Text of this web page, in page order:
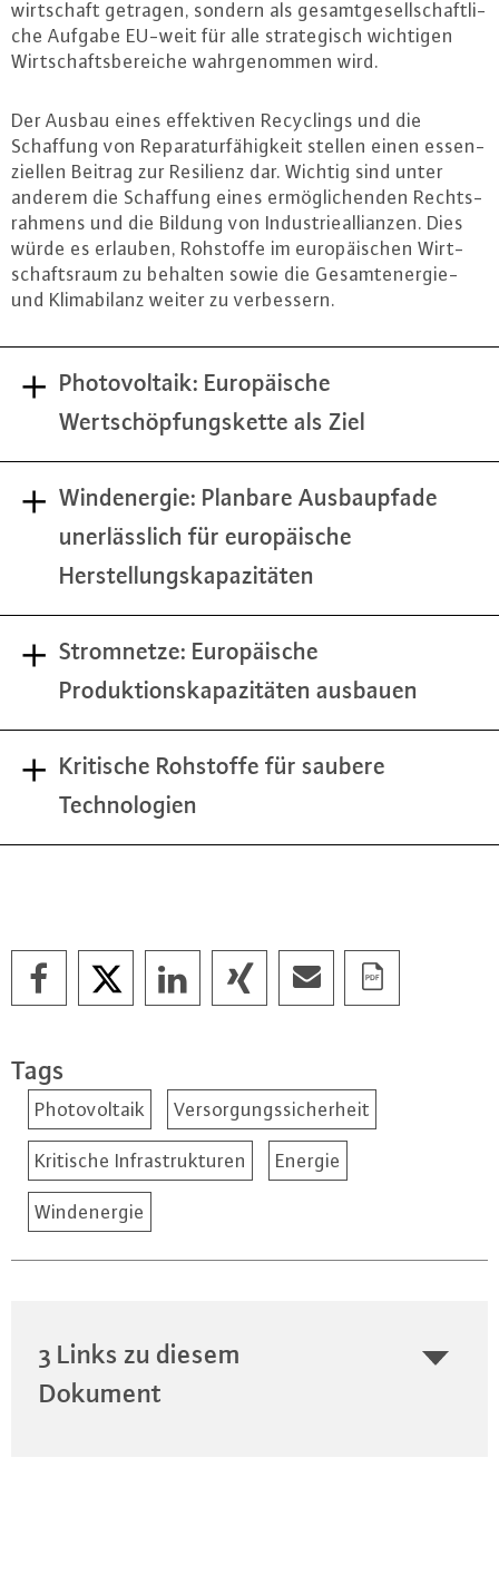
wirt­schaft getragen, sondern als ge­samt­ge­sell­schaft­li­
che Aufgabe EU-weit für alle stra­te­gisch wichtigen
Wirt­schafts­be­rei­che wahr­ge­nom­men wird.
Der Ausbau eines ef­fek­ti­ven Re­cy­clings und die
Schaffung von Re­pa­ra­tur­fä­hig­keit stellen einen es­sen­
zi­el­len Beitrag zur Resilienz dar. Wichtig sind unter
anderem die Schaffung eines er­mög­li­chen­den Rechts­
rah­mens und die Bildung von In­dus­trie­al­li­an­zen. Dies
würde es erlauben, Rohstoffe im eu­ro­päi­schen Wirt­
schafts­raum zu behalten sowie die Ge­samt­ener­gie-
und Kli­ma­bi­lanz weiter zu ver­bes­sern.
Photovoltaik: Europäische
Wertschöpfungskette als Ziel
Windenergie: Planbare Ausbaupfade
unerlässlich für europäische
Herstellungskapazitäten
Stromnetze: Europäische
Produktionskapazitäten ausbauen
Kritische Rohstoffe für saubere
Technologien
Tags
Photovoltaik Versorgungssicherheit
Kritische Infrastrukturen Energie
Windenergie
3 Links zu diesem
Dokument